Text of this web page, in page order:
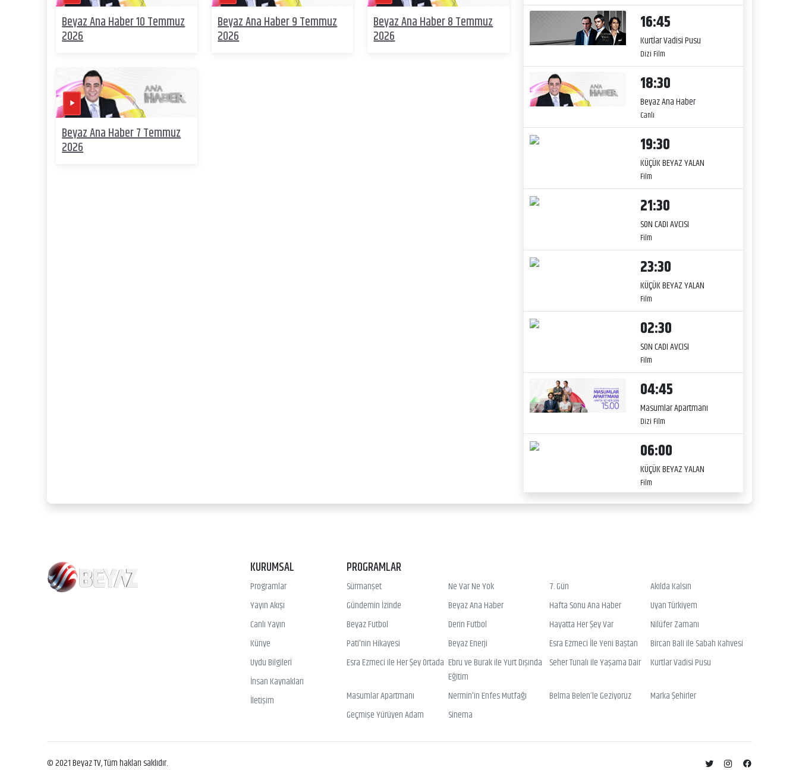
Beyaz Ana Haber 10 Temmuz
2026
Beyaz Ana Haber 9 Temmuz
2026
Beyaz Ana Haber 8 Temmuz
2026
Beyaz Ana Haber 7 Temmuz
2026
16:45
Kurtlar Vadisi Pusu
Dizi Film
18:30
Beyaz Ana Haber
Canlı
19:30
KÜÇÜK BEYAZ YALAN
Film
21:30
SON CADI AVCISI
Film
23:30
KÜÇÜK BEYAZ YALAN
Film
02:30
SON CADI AVCISI
Film
04:45
Masumlar Apartmanı
Dizi Film
06:00
KÜÇÜK BEYAZ YALAN
Film
KURUMSAL
Programlar
Yayın Akışı
Canlı Yayın
Künye
Uydu Bilgileri
İnsan Kaynakları
İletişim
PROGRAMLAR
Sürmanşet Ne Var Ne Yok 7. Gün
Akılda Kalsın
Gündemin İzinde
Beyaz Ana Haber Hafta Sonu Ana Haber
Uyan Türkiyem
Beyaz Futbol
Derin Futbol Hayatta Her Şey Var
Nilüfer Zamanı
Pati'nin Hikayesi
Beyaz Enerji Esra Ezmeci İle Yeni Baştan
Bircan Bali ile Sabah Kahvesi
Esra Ezmeci ile Her Şey Ortada Ebru ve Burak ile Yurt Dışında
Eğitim
Seher Tunalı ile Yaşama Dair Kurtlar Vadisi Pusu
Masumlar Apartmanı Nermin'in Enfes Mutfağı Belma Belen’le Geziyoruz
Marka Şehirler
Geçmişe Yürüyen Adam
Sinema
© 2021 Beyaz TV, Tüm hakları saklıdır.